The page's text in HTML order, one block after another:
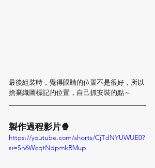
最後組裝時，覺得眼睛的位置不是很好，所以
捨棄織圖標記的位置，自己抓安裝的點～
製作過程影片🍿️
https://youtube.com/shorts/CjTdNYUWUE0?
si=Sh6WcqtNdpmkRMup